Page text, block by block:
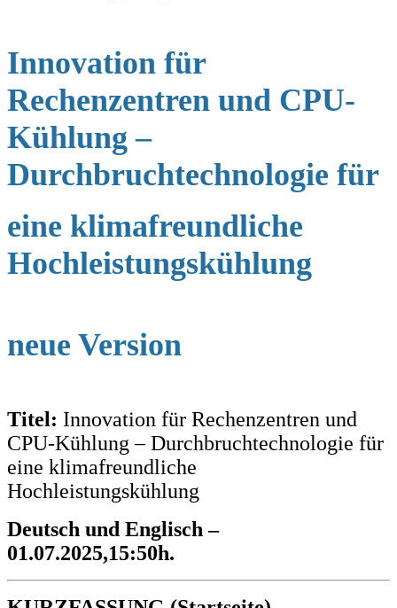
Innovation für
Rechenzentren und CPU-
Kühlung –
Durchbruchtechnologie für
eine klimafreundliche
Hochleistungskühlung
neue Version
Titel: Innovation für Rechenzentren und
CPU-Kühlung – Durchbruchtechnologie für
eine klimafreundliche
Hochleistungskühlung
Deutsch und Englisch –
01.07.2025,15:50h.